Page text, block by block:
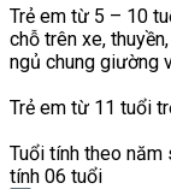
Trẻ em từ 5 – 10
chỗ trên xe,
ngủ chung giường
Trẻ em từ 11 tuổi
Tuổi tính theo năm
tính 06 tuổi